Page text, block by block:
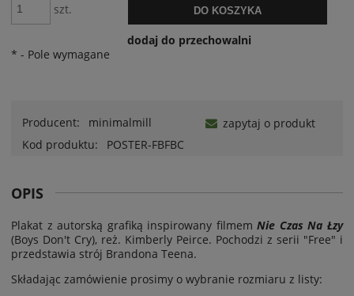
szt. DO KOSZYKA
dodaj do przechowalni
* - Pole wymagane
Producent:
minimalmill
Kod produktu:
POSTER-FBFBC
zapytaj o produkt
OPIS
Plakat z autorską grafiką inspirowany filmemNie Czas Na Łzy
(Boys Don't Cry), reż. Kimberly Peirce. Pochodzi z serii "Free" i
przedstawia strój Brandona Teena.
Składając zamówienie prosimy o wybranie rozmiaru z listy: